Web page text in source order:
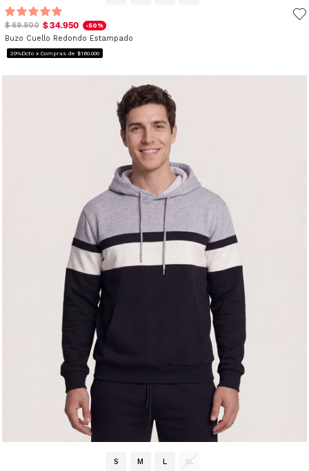
$ 69.900 $ 34.950 -50%
Buzo Cuello Redondo Estampado
20%Dcto x Compras de $160.000
S M L
XL